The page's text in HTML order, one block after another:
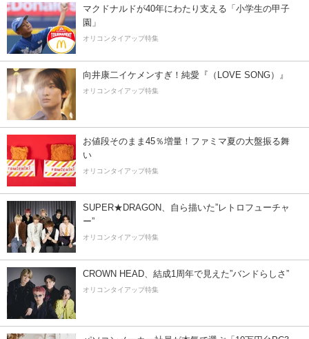
マクドナルドが40年にわたり支える「小学生の甲子
園」
オリコンタイアップ特集
向井康二イケメンすぎ！純愛『（LOVE SONG）』
オリコンタイアップ特集
お値段そのまま45％増量！ファミマ夏の大盤振る舞
い
オリコンタイアップ特集
SUPER★DRAGON、自ら描いた”レトロフューチャ
ー”
オリコンタイアップ特集
CROWN HEAD、結成1周年で見えた”バンドらしさ”
オリコンタイアップ特集